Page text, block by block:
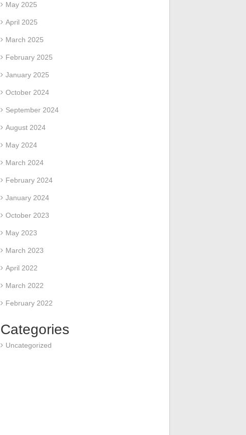
May 2025
April 2025
March 2025
February 2025
January 2025
October 2024
September 2024
August 2024
May 2024
March 2024
February 2024
January 2024
October 2023
May 2023
March 2023
April 2022
March 2022
February 2022
Categories
Uncategorized